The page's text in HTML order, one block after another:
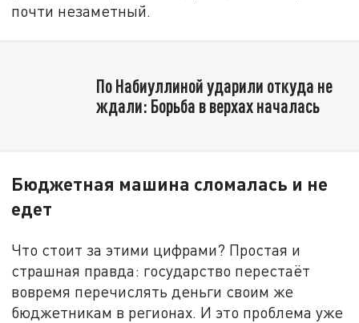
почти незаметный.
По Набиуллиной ударили откуда не
ждали: Борьба в верхах началась
Бюджетная машина сломалась и не
едет
Что стоит за этими цифрами? Простая и
страшная правда: государство перестаёт
вовремя перечислять деньги своим же
бюджетникам в регионах. И это проблема уже